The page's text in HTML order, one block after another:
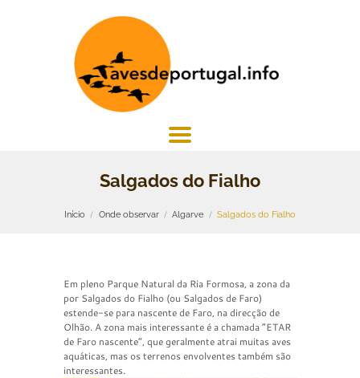
Salgados do Fialho
Início Onde observar Algarve Salgados do Fialho
Em pleno Parque Natural da Ria Formosa, a zona da
por Salgados do Fialho (ou Salgados de Faro)
estende-se para nascente de Faro, na direcção de
Olhão. A zona mais interessante é a chamada “ETAR
de Faro nascente”, que geralmente atrai muitas aves
aquáticas, mas os terrenos envolventes também são
interessantes.